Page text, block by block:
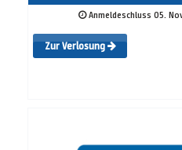
Anmeldeschluss 05.
Zur Verlosung